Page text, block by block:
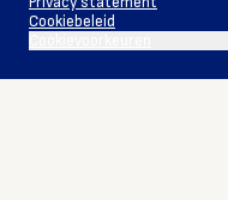
Cookiebeleid